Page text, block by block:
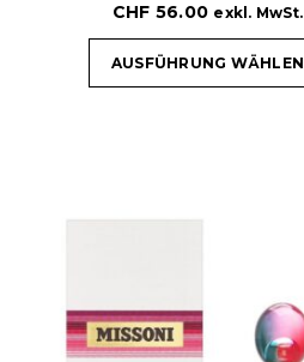
CHF 56.00 exkl. MwSt.
AUSFÜHRUNG WÄHLEN